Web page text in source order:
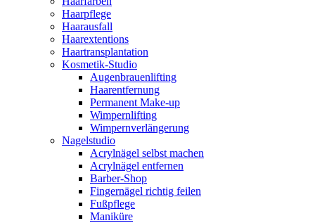
Haarpflege
Haarausfall
Haarextentions
Haartransplantation
Kosmetik-Studio
Augenbrauenlifting
Haarentfernung
Permanent Make-up
Wimpernlifting
Wimpernverlängerung
Nagelstudio
Acrylnägel selbst machen
Acrylnägel entfernen
Barber-Shop
Fingernägel richtig feilen
Fußpflege
Maniküre